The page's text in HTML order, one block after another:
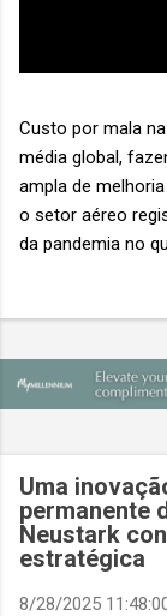
Custo por mala
média global,
ampla de
o setor aéreo
da pandemia no
“Baggage IT
desse importante
custa ao setor
extraviada
lucro líquido
extraviada anula
Uma
permanente
Neustark
estratégica
8/28/2025